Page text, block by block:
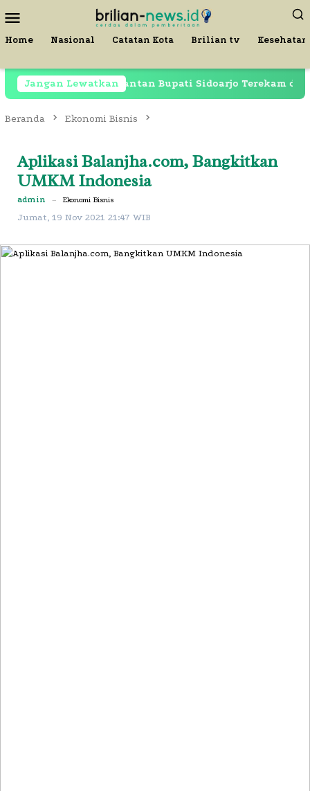
ke
kontenMobile
Home Nasional Catatan Kota Brilian tv Kesehatan
Jangan Lewatkan
Dipenjara, Mantan Bupati Sidoarjo Terekam di Restoran
Beranda Ekonomi Bisnis
Aplikasi Balanjha.com, Bangkitkan
UMKM Indonesia
admin – Ekonomi Bisnis
Jumat, 19 Nov 2021 21:47 WIB